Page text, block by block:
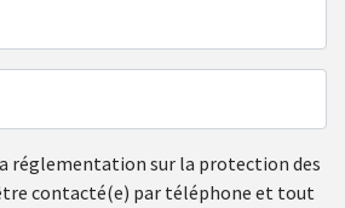
réglementation sur la protection des
contacté(e) par téléphone et tout